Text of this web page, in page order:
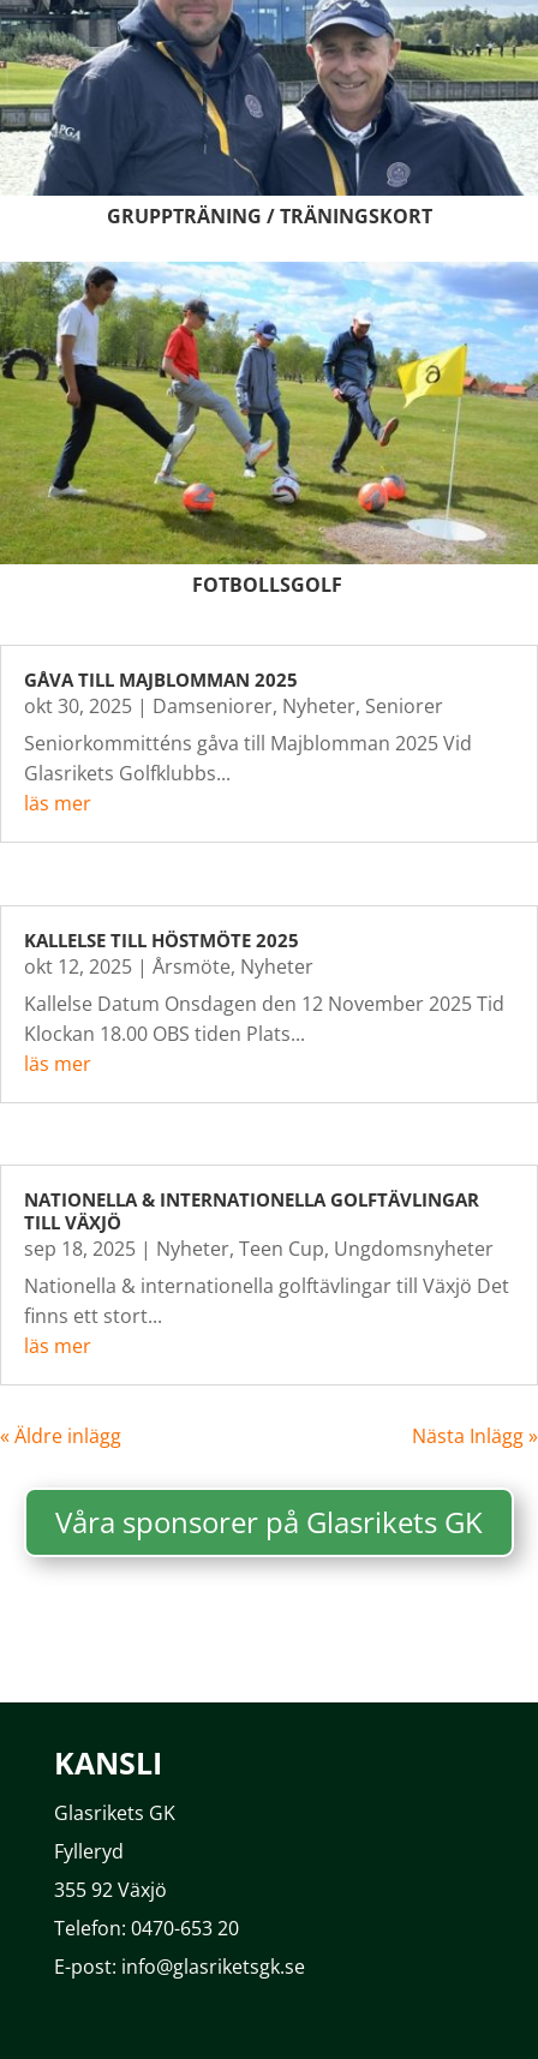
GRUPPTRÄNING / TRÄNINGSKORT
FOTBOLLSGOLF
GÅVA TILL MAJBLOMMAN 2025
okt 30, 2025 | Damseniorer, Nyheter, Seniorer
Seniorkommitténs gåva till Majblomman 2025 Vid
Glasrikets Golfklubbs...
läs mer
KALLELSE TILL HÖSTMÖTE 2025
okt 12, 2025 | Årsmöte, Nyheter
Kallelse Datum Onsdagen den 12 November 2025 Tid
Klockan 18.00 OBS tiden Plats...
läs mer
NATIONELLA & INTERNATIONELLA GOLFTÄVLINGAR
TILL VÄXJÖ
sep 18, 2025 | Nyheter, Teen Cup, Ungdomsnyheter
Nationella & internationella golftävlingar till Växjö Det
finns ett stort...
läs mer
« Äldre inlägg Nästa Inlägg »
Våra sponsorer på Glasrikets GK
KANSLI
Glasrikets GK
Fylleryd
355 92 Växjö
Telefon: 0470-653 20
E-post: info@glasriketsgk.se